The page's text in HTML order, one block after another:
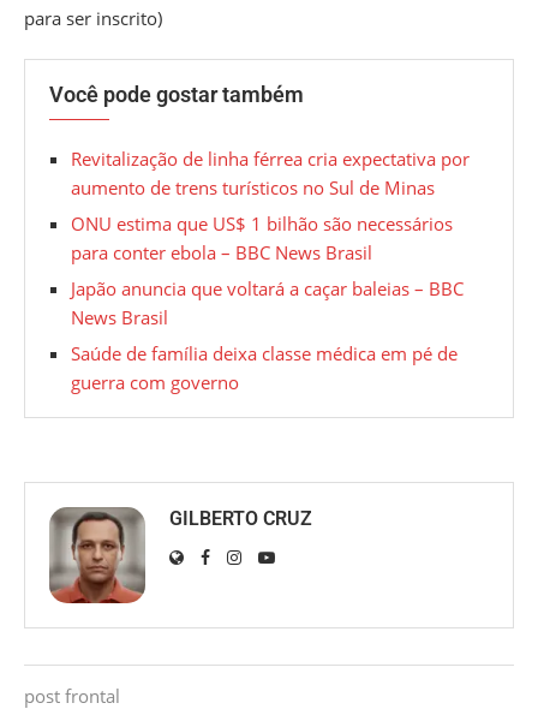
para ser inscrito)
Você pode gostar também
Revitalização de linha férrea cria expectativa por
aumento de trens turísticos no Sul de Minas
ONU estima que US$ 1 bilhão são necessários
para conter ebola – BBC News Brasil
Japão anuncia que voltará a caçar baleias – BBC
News Brasil
Saúde de família deixa classe médica em pé de
guerra com governo
GILBERTO CRUZ
post frontal